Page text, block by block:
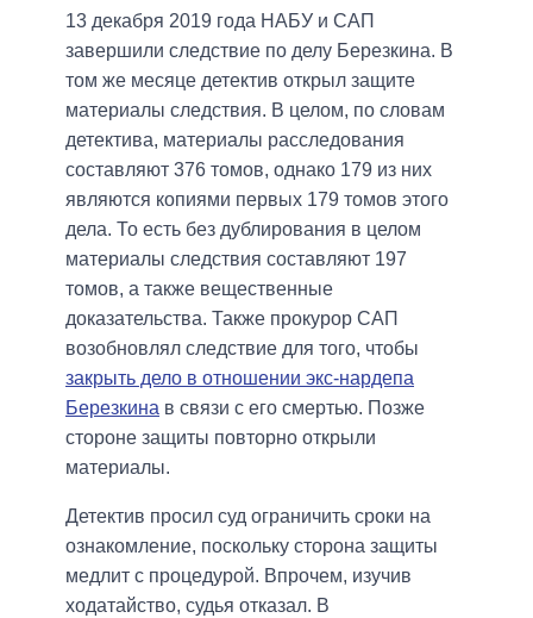
13 декабря 2019 года НАБУ и САП
завершили следствие по делу Березкина. В
том же месяце детектив открыл защите
материалы следствия. В целом, по словам
детектива, материалы расследования
составляют 376 томов, однако 179 из них
являются копиями первых 179 томов этого
дела. То есть без дублирования в целом
материалы следствия составляют 197
томов, а также вещественные
доказательства. Также прокурор САП
возобновлял следствие для того, чтобы
закрыть дело в отношении экс-нардепа
Березкина в связи с его смертью. Позже
стороне защиты повторно открыли
материалы.
Детектив просил суд ограничить сроки на
ознакомление, поскольку сторона защиты
медлит с процедурой. Впрочем, изучив
ходатайство, судья отказал. В